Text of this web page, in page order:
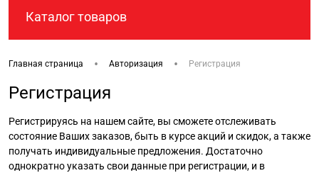
Каталог товаров
Главная страница • Авторизация • Регистрация
Регистрация
Регистрируясь на нашем сайте, вы сможете отслеживать
состояние Ваших заказов, быть в курсе акций и скидок, а также
получать индивидуальные предложения. Достаточно
однократно указать свои данные при регистрации, и в